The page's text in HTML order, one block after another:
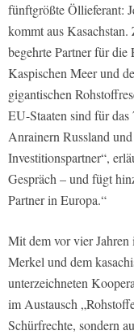
fünftgrößte Öllieferant:
kommt aus
begehrte Partner für
Kaspischen Meer und
gigantischen
EU-Staaten sind für
Anrainern Russland
Investitionspartner“,
Gespräch – und fügt
Partner in Europa.“
Mit dem vor vier
Merkel und dem
unterzeichneten
im Austausch
Schürfrechte, sondern